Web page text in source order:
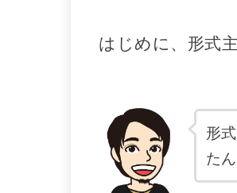
はじめに、形式
形
た